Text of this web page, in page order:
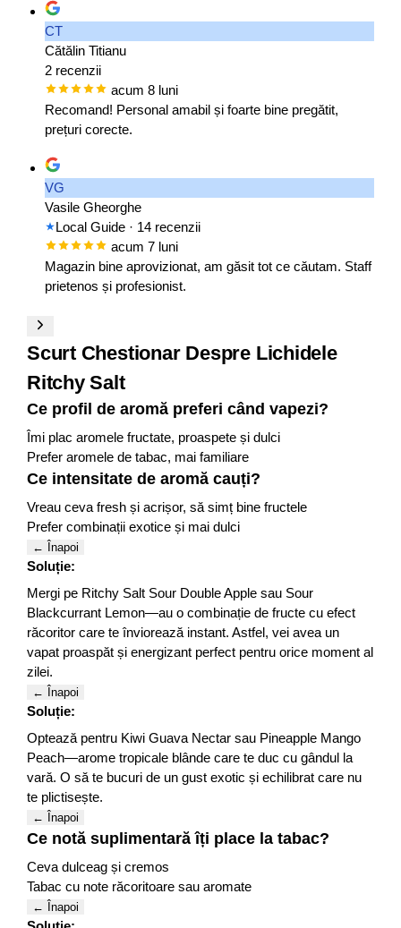
CT
Cătălin Titianu
2 recenzii
acum 8 luni
Recomand! Personal amabil și foarte bine pregătit,
prețuri corecte.
VG
Vasile Gheorghe
Local Guide · 14 recenzii
acum 7 luni
Magazin bine aprovizionat, am găsit tot ce căutam. Staff
prietenos și profesionist.
Scurt Chestionar Despre Lichidele
Ritchy Salt
Ce profil de aromă preferi când vapezi?
Îmi plac aromele fructate, proaspete și dulci
Prefer aromele de tabac, mai familiare
Ce intensitate de aromă cauți?
Vreau ceva fresh și acrișor, să simț bine fructele
Prefer combinații exotice și mai dulci
← Înapoi
Soluție:
Mergi pe Ritchy Salt Sour Double Apple sau Sour
Blackcurrant Lemon—au o combinație de fructe cu efect
răcoritor care te înviorează instant. Astfel, vei avea un
vapat proaspăt și energizant perfect pentru orice moment al
zilei.
← Înapoi
Soluție:
Optează pentru Kiwi Guava Nectar sau Pineapple Mango
Peach—arome tropicale blânde care te duc cu gândul la
vară. O să te bucuri de un gust exotic și echilibrat care nu
te plictisește.
← Înapoi
Ce notă suplimentară îți place la tabac?
Ceva dulceag și cremos
Tabac cu note răcoritoare sau aromate
← Înapoi